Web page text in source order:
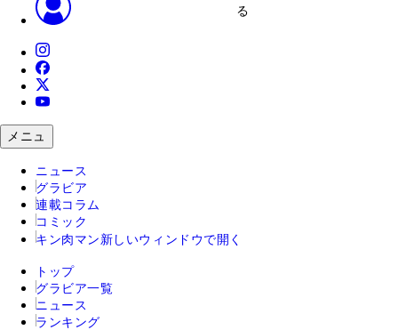
る
メニュ
ニュース
グラビア
連載コラム
コミック
キン肉マン 新しいウィンドウで開く
トップ
グラビア一覧
ニュース
ランキング